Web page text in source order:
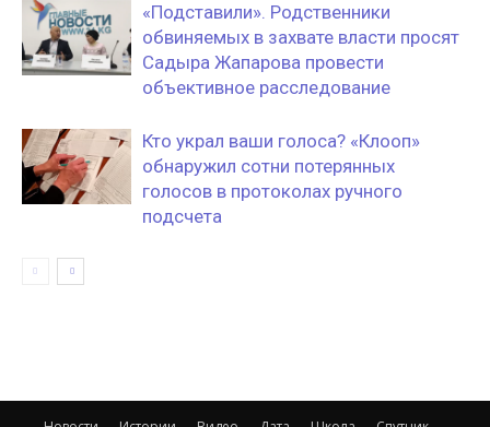
«Подставили». Родственники
обвиняемых в захвате власти просят
Садыра Жапарова провести
объективное расследование
Кто украл ваши голоса? «Клооп»‎
обнаружил сотни потерянных
голосов в протоколах ручного
подсчета